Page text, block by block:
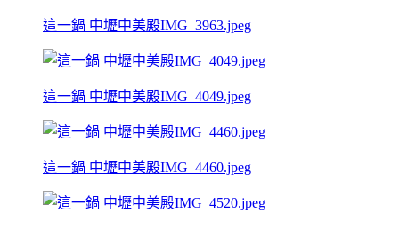
這一鍋 中壢中美殿IMG_3963.jpeg
這一鍋 中壢中美殿IMG_4049.jpeg
這一鍋 中壢中美殿IMG_4460.jpeg